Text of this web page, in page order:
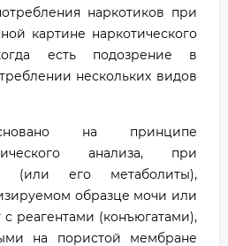
наркотиков при
картине наркотического
есть подозрение в
нескольких видов
на принципе
анализа, при
(или его метаболиты),
образце мочи или
реагентами (конъюгатами),
на пористой мембране